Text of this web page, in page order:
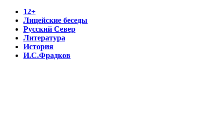
12+
Лицейские беседы
Русский Север
Литература
История
И.С.Фрадков